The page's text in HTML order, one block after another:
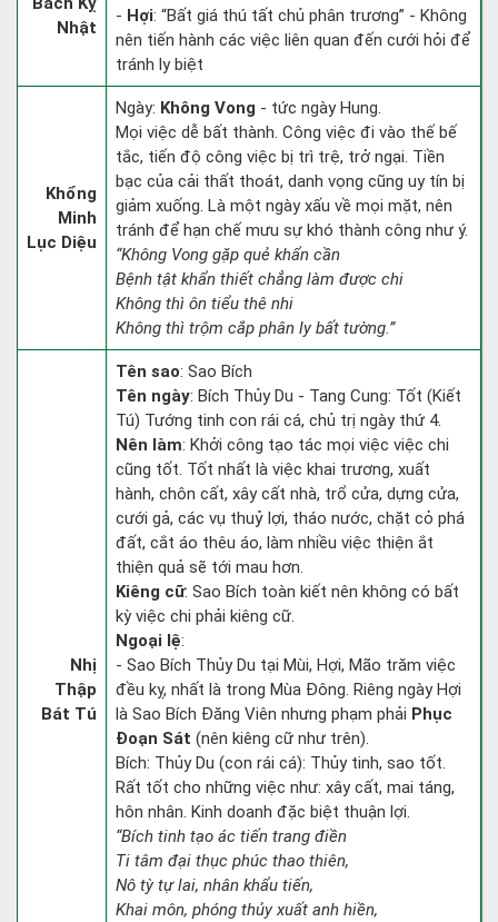
Nhật
- Hợi: “Bất giá thú tất chủ phân trương” - Không
nên tiến hành các việc liên quan đến cưới hỏi để
tránh ly biệt
Khổng
Minh
Lục Diệu
Ngày: Không Vong - tức ngày Hung.
Mọi việc dễ bất thành. Công việc đi vào thế bế
tắc, tiến độ công việc bị trì trệ, trở ngại. Tiền
bạc của cải thất thoát, danh vọng cũng uy tín bị
giảm xuống. Là một ngày xấu về mọi mặt, nên
tránh để hạn chế mưu sự khó thành công như ý.
“Không Vong gặp quẻ khẩn cần
Bệnh tật khẩn thiết chẳng làm được chi
Không thì ôn tiểu thê nhi
Không thì trộm cắp phân ly bất tường.”
Nhị
Thập
Bát Tú
Tên sao: Sao Bích
Tên ngày: Bích Thủy Du - Tang Cung: Tốt (Kiết
Tú) Tướng tinh con rái cá, chủ trị ngày thứ 4.
Nên làm: Khởi công tạo tác mọi việc việc chi
cũng tốt. Tốt nhất là việc khai trương, xuất
hành, chôn cất, xây cất nhà, trổ cửa, dựng cửa,
cưới gả, các vụ thuỷ lợi, tháo nước, chặt cỏ phá
đất, cắt áo thêu áo, làm nhiều việc thiện ắt
thiện quả sẽ tới mau hơn.
Kiêng cữ: Sao Bích toàn kiết nên không có bất
kỳ việc chi phải kiêng cữ.
Ngoại lệ:
- Sao Bích Thủy Du tại Mùi, Hợi, Mão trăm việc
đều kỵ, nhất là trong Mùa Đông. Riêng ngày Hợi
là Sao Bích Đăng Viên nhưng phạm phải Phục
Đoạn Sát (nên kiêng cữ như trên).
Bích: Thủy Du (con rái cá): Thủy tinh, sao tốt.
Rất tốt cho những việc như: xây cất, mai táng,
hôn nhân. Kinh doanh đặc biệt thuận lợi.
“Bích tinh tạo ác tiến trang điền
Ti tâm đại thục phúc thao thiên,
Nô tỳ tự lai, nhân khẩu tiến,
Khai môn, phóng thủy xuất anh hiền,